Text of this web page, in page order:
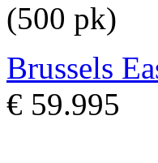
(500 pk)
Brussels
€ 59.995